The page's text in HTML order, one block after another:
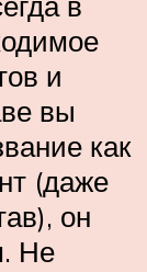
и
вы
как
(даже
он
Не